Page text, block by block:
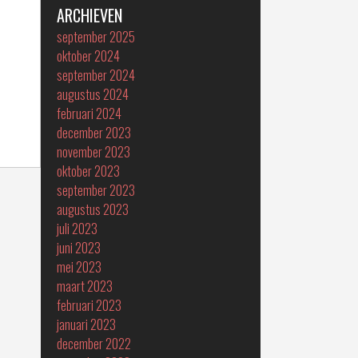
ARCHIEVEN
september 2025
oktober 2024
september 2024
augustus 2024
februari 2024
december 2023
november 2023
oktober 2023
september 2023
augustus 2023
juli 2023
juni 2023
mei 2023
maart 2023
februari 2023
januari 2023
december 2022